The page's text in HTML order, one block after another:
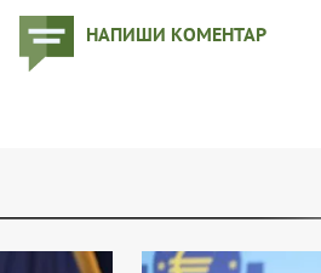
НАПИШИ КОМЕНТАР